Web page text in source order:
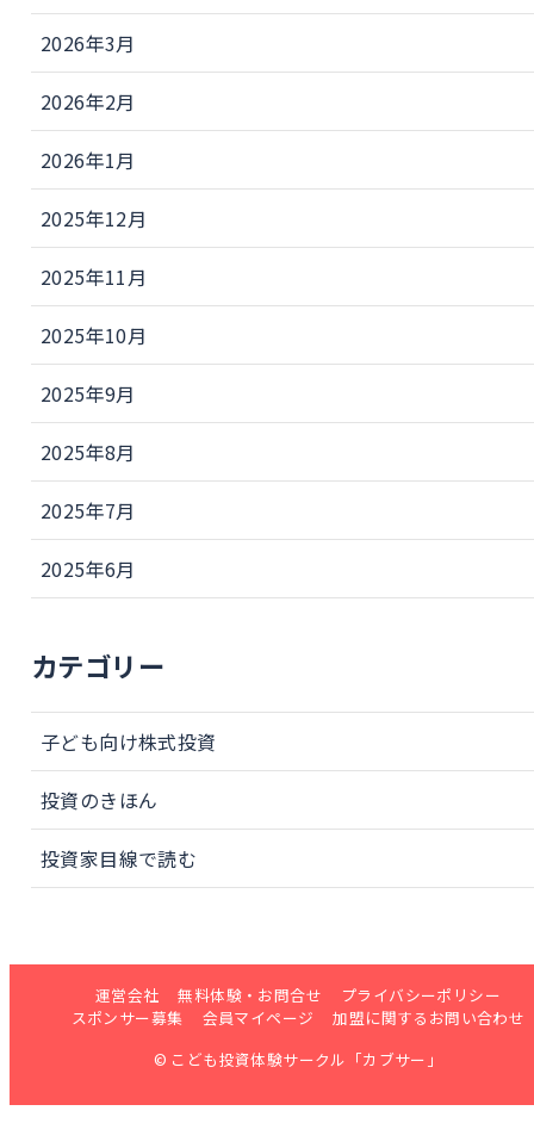
2026年3月
2026年2月
2026年1月
2025年12月
2025年11月
2025年10月
2025年9月
2025年8月
2025年7月
2025年6月
カテゴリー
子ども向け株式投資
投資のきほん
投資家目線で読む
運営会社 無料体験・お問合せ
プライバシーポリシー
スポンサー募集
会員マイページ
加盟に関するお問い合わせ
© こども投資体験サークル「カブサー」